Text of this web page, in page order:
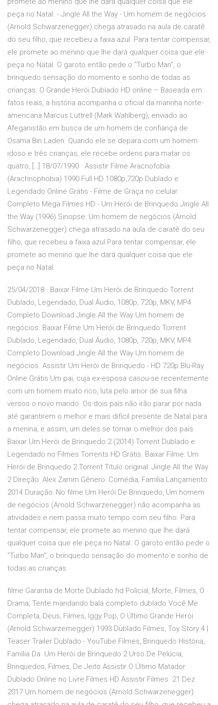
peça no Natal. - Jingle All the Way - Um homem de negócios
(Arnold Schwarzenegger) chega atrasado na aula de caratê
do seu filho, que recebeu a faixa azul. Para tentar compensar,
ele promete ao menino que lhe dará qualquer coisa que ele
peça no Natal. O garoto então pede o "Turbo Man", o
brinquedo sensação do momento e sonho de todas as
crianças. O Grande Herói Dublado HD online – Baseada em
fatos reais, a história acompanha o oficial da marinha norte-
americana Marcus Luttrell (Mark Wahlberg), enviado ao
Afeganistão em busca de um homem de confiança de
Osama Bin Laden. Quando ele se depara com um homem
idoso e três crianças, ele recebe ordens para matar os
quatro, […] 18/07/1990 · Assistir Filme Aracnofobia
(Arachnophobia) 1990 Full HD 1080p,720p Dublado e
Legendado Online Grátis - Filme de Graça no celular
Completo Mega Filmes HD - Um Herói de Brinquedo Jingle All
the Way (1996) Sinopse: Um homem de negócios (Arnold
Schwarzenegger) chega atrasado na aula de caratê do seu
filho, que recebeu a faixa azul.Para tentar compensar, ele
promete ao menino que lhe dará qualquer coisa que ele
peça no Natal.
25/04/2018 · Baixar Filme Um Herói de Brinquedo Torrent
Dublado, Legendado, Dual Áudio, 1080p, 720p, MKV, MP4
Completo Download Jingle All the Way Um homem de
negócios. Baixar Filme Um Herói de Brinquedo Torrent
Dublado, Legendado, Dual Áudio, 1080p, 720p, MKV, MP4
Completo Download Jingle All the Way Um homem de
negócios. Assistir Um Herói de Brinquedo - HD 720p Blu-Ray
Online Grátis Um pai, cuja ex-esposa casou-se recentemente
com um homem muito rico, luta pelo amor de sua filha
versos o novo marido. Os dois pais não irão parar por nada
até garantirem o melhor e mais difícil presente de Natal para
a menina, e assim, um deles se tornar o melhor dos pais.
Baixar Um Herói de Brinquedo 2 (2014) Torrent Dublado e
Legendado no Filmes Torrents HD Grátis. Baixar Filme: Um
Herói de Brinquedo 2 Torrent Título original: Jingle All the Way
2 Direção: Alex Zamm Gênero: Comédia, Família Lançamento:
2014 Duração: No filme Um Herói De Brinquedo, Um homem
de negócios (Arnold Schwarzenegger) não acompanha as
atividades e nem passa muito tempo com seu filho. Para
tentar compensar, ele promete ao menino que lhe dará
qualquer coisa que ele peça no Natal. O garoto então pede o
“Turbo Man”, o brinquedo sensação do momento e sonho de
todas as crianças.
filme Garantia de Morte Dublado hd Policial, Morte, Filmes, O
Drama, Tente mandando bala completo dublado Você Me
Completa, Deus, Filmes, Iggy Pop, O Último Grande Herói
(Arnold Schwarzernegger) 1993 Dublado Filmes, Toy Story 4 |
Teaser Trailer Dublado - YouTube Filmes, Brinquedo História,
Família Da Um Herói de Brinquedo 2 Urso De Pelúcia,
Brinquedos, Filmes, De Jeito Assistir O Último Matador
Dublado Online no Livre Filmes HD Assistir Filmes 21 Dez
2017 Um homem de negócios (Arnold Schwarzenegger)